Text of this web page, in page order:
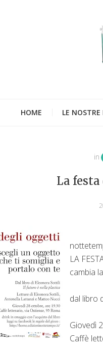
HOME LE NOSTRE
in
La
LA
cambia
dal libro
Giovedì
Caffè